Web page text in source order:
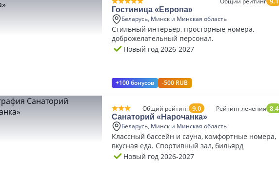
Гостиница «Европа»
Беларусь, Минск и Минская область
Стильный интерьер, просторные номера,
доброжелательный персонал.
Новый год 2026-2027
+100 бонусов -500 RUB
Общий рейтинг 9.0 Рейтинг лечения 8.4
Санаторий «Нарочанка»
Беларусь, Минск и Минская область
Классный бассейн и сауна, комфортные номера,
вкусная еда. Спортивный зал, бильярд
Новый год 2026-2027